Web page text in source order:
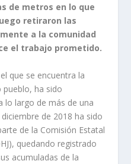
de metros en lo que
retiraron las
a la comunidad
el trabajo prometido.
que se encuentra la
pueblo, ha sido
lo largo de más de una
de 2018 ha sido
de la Comisión Estatal
quedando registrado
acumuladas de la